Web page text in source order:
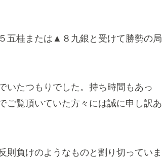
五桂または▲８九銀と受けて勝勢の局
いたつもりでした。持ち時間もあっ
ご覧頂いていた方々には誠に申し訳あ
則負けのようなものと割り切っていま